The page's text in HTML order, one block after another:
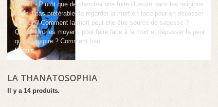
MORT - Plutôt que de chercher une fuite illusoire dans les religions,
n’est-il pas préférable de regarder la mort en face pour en dépasser
la peur ? Comment la mort peut-elle être source de sagesse ?
Quels sont les moyens pour faire face à la mort et dépasser la peur
qu’elle inspire ? Comment tran...
Détails
LA THANATOSOPHIA
Il y a 14 produits.